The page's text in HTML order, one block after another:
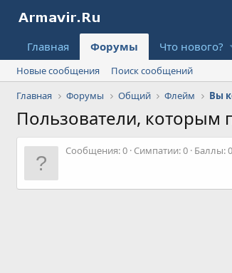
Главная Форумы Что нового?
Новые сообщения
Поиск сообщений
Главная
Форумы Общий Флейм Вы
Пользователи,
Сообщения 0 Симпатии 0 Баллы 0